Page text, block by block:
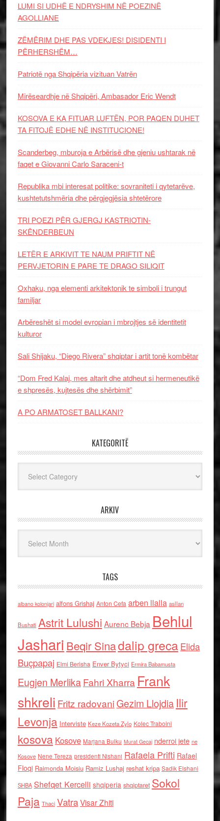
LUMI SI UDHË E NDRYSHIM NË POEZINË
AGOLLIANE
ZËMËRIM DHE PAS VDEKJES! DISIDENTI I
PËRHERSHËM…
Patriotë nga Shqipëria vizituan Vatrën
Mirëseardhje në Shqipëri, Ambasador Eric Wendt
KOSOVA E KA FITUAR LUFTËN, POR PAQEN DUHET
TA FITOJË EDHE NË INSTITUCIONE!
Scanderbeg, mburoja e Arbërisë dhe gjeniu ushtarak në
faqet e Giovanni Carlo Saraceni-t
Republika mbi interesat politike: sovraniteti i qytetarëve,
kushtetutshmëria dhe përgjegjësia shtetërore
TRI POEZI PËR GJERGJ KASTRIOTIN-
SKËNDERBEUN
LETËR E ARKIVIT TE NAUM PRIFTIT NË
PERVJETORIN E PARE TE DRAGO SILIQIT
Oxhaku, nga elementi arkitektonik te simboli i trungut
familjar
Arbëreshët si model evropian i mbrojtjes së identitetit
kulturor
Sali Shijaku, “Diego Rivera” shqiptar i artit tonë kombëtar
“Dom Fred Kalaj, mes altarit dhe atdheut si hermeneutikë
e shpresës, kujtesës dhe shërbimit”
A PO ARMATOSET BALLKANI?
KATEGORITË
ARKIV
TAGS
albano kolonjari alfons Grishaj Anton Cefa arben llalla asllan
Bushati Astrit Lulushi Aurenc Bebja Behlul
Jashari Beqir Sinadalip grecaElida
Buçpapaj Elmi Berisha Enver Bytyci Ermira Babamusta
Eugjen MerlikaFahri Xharra Frank
shkreli Fritz radovaniGezim Llojdia Ilir
Levonja Interviste Keze Kozeta Zylo Kolec Traboini
kosova Kosove Marjana Bulku Murat Gecaj nderroi jete ne
Kosove Nene Tereza presidenti Nishani Rafaela Prifti Rafael
Floqi Raimonda Moisiu Ramiz Lushaj reshat kripa Sadik Elshani
SHBA Shefqet Kercelli shqiperia shqiptaret Sokol
Paja Thaci VatraVisar Zhiti